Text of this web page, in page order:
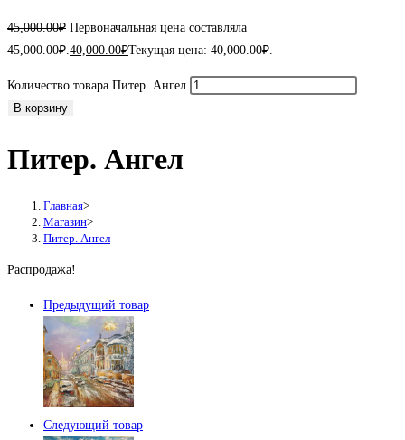
45,000.00₽ Первоначальная цена составляла
45,000.00₽.40,000.00₽Текущая цена: 40,000.00₽.
Количество товара Питер. Ангел
В корзину
Питер. Ангел
Главная>
Магазин>
Питер. Ангел
Распродажа!
Предыдущий товар
Следующий товар